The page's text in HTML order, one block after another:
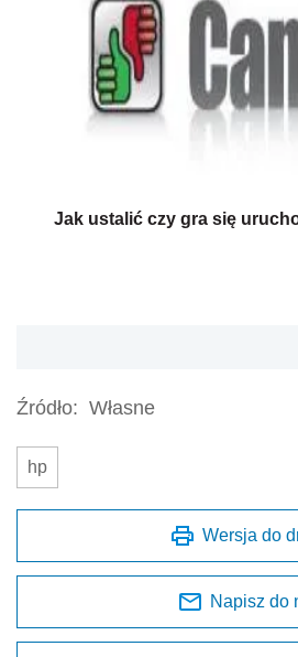
Jak ustalić czy gra się
Źródło: Własne
hp
Wersja do
Napisz do